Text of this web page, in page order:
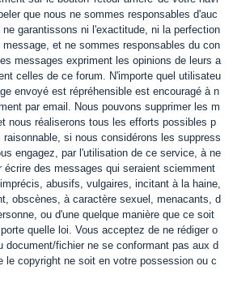
que nous ne sommes responsables d'auc
garantissons ni l'exactitude, ni la perfection
et ne sommes responsables du con
messages expriment les opinions de leurs a
celles de ce forum. N'importe quel utilisateu
envoyé est répréhensible est encouragé à n
par email. Nous pouvons supprimer les m
nous réaliserons tous les efforts possibles p
si nous considérons les suppress
engagez, par l'utilisation de ce service, à ne
écrire des messages qui seraient sciemment
abusifs, vulgaires, incitant à la haine,
obscènes, à caractère sexuel, menacants, d
ou d'une quelque manière que ce soit
quelle loi. Vous acceptez de ne rédiger o
document/fichier ne se conformant pas aux d
le copyright ne soit en votre possession ou c